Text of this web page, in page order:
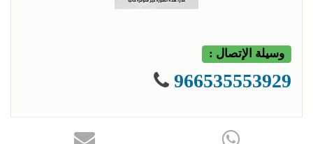
وسيلة الإتصال :
966535553929